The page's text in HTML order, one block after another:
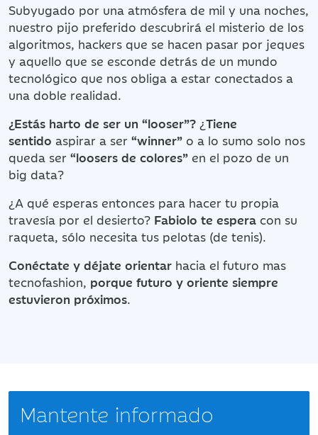
Subyugado por una atmósfera de mil y una noches,
nuestro pijo preferido descubrirá el misterio de los
algoritmos, hackers que se hacen pasar por jeques
y aquello que se esconde detrás de un mundo
tecnológico que nos obliga a estar conectados a
una doble realidad.
¿Estás harto de ser un “looser”? ¿Tiene
sentido aspirar a ser “winner” o a lo sumo solo nos
queda ser “loosers de colores” en el pozo de un
big data?
¿A qué esperas entonces para hacer tu propia
travesía por el desierto? Fabiolo te espera con su
raqueta, sólo necesita tus pelotas (de tenis).
Conéctate y déjate orientar hacia el futuro mas
tecnofashion, porque futuro y oriente siempre
estuvieron próximos.
Mantente informado